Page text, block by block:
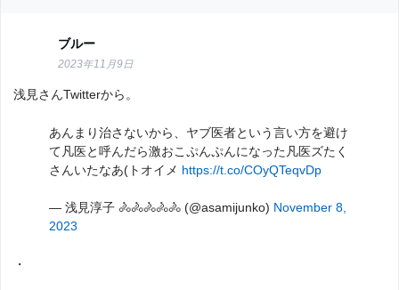
ブルー
2023年11月9日
浅見さんTwitterから。
あんまり治さないから、ヤブ医者という言い方を避け
て凡医と呼んだら激おこぷんぷんになった凡医ズたく
さんいたなあ(トオイメ https://t.co/COyQTeqvDp
— 浅見淳子 🚴🚴🚴🚴🚴 (@asamijunko) November 8,
2023
・